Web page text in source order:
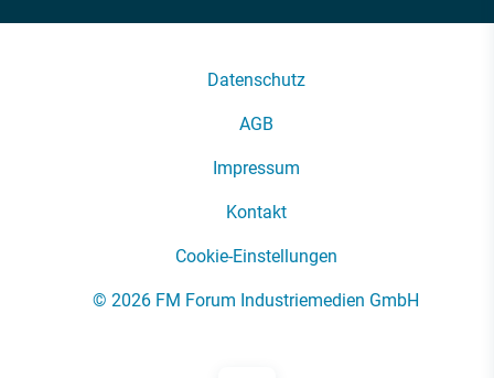
Datenschutz
AGB
Impressum
Kontakt
Cookie-Einstellungen
© 2026 FM Forum Industriemedien GmbH